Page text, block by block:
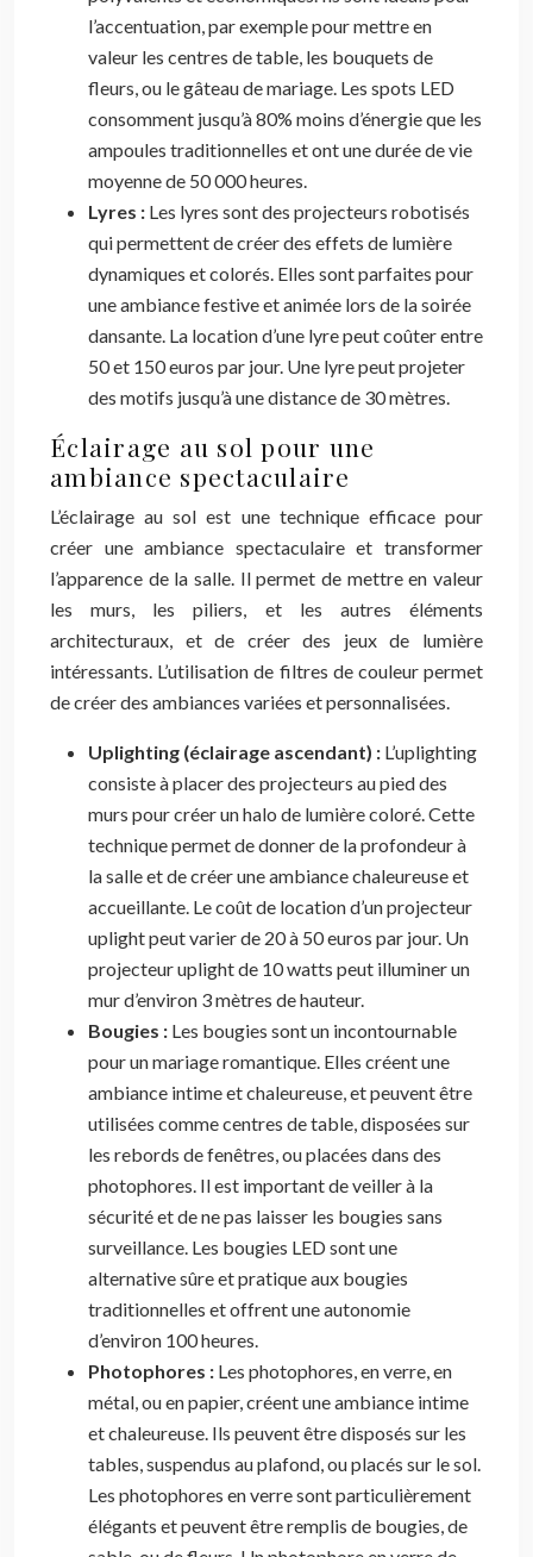
l’accentuation, par exemple pour mettre en
valeur les centres de table, les bouquets de
fleurs, ou le gâteau de mariage. Les spots LED
consomment jusqu’à 80% moins d’énergie que les
ampoules traditionnelles et ont une durée de vie
moyenne de 50 000 heures.
Lyres : Les lyres sont des projecteurs robotisés
qui permettent de créer des effets de lumière
dynamiques et colorés. Elles sont parfaites pour
une ambiance festive et animée lors de la soirée
dansante. La location d’une lyre peut coûter entre
50 et 150 euros par jour. Une lyre peut projeter
des motifs jusqu’à une distance de 30 mètres.
Éclairage au sol pour une
ambiance spectaculaire
L’éclairage au sol est une technique efficace pour
créer une ambiance spectaculaire et transformer
l’apparence de la salle. Il permet de mettre en valeur
les murs, les piliers, et les autres éléments
architecturaux, et de créer des jeux de lumière
intéressants. L’utilisation de filtres de couleur permet
de créer des ambiances variées et personnalisées.
Uplighting (éclairage ascendant) : L’uplighting
consiste à placer des projecteurs au pied des
murs pour créer un halo de lumière coloré. Cette
technique permet de donner de la profondeur à
la salle et de créer une ambiance chaleureuse et
accueillante. Le coût de location d’un projecteur
uplight peut varier de 20 à 50 euros par jour. Un
projecteur uplight de 10 watts peut illuminer un
mur d’environ 3 mètres de hauteur.
Bougies : Les bougies sont un incontournable
pour un mariage romantique. Elles créent une
ambiance intime et chaleureuse, et peuvent être
utilisées comme centres de table, disposées sur
les rebords de fenêtres, ou placées dans des
photophores. Il est important de veiller à la
sécurité et de ne pas laisser les bougies sans
surveillance. Les bougies LED sont une
alternative sûre et pratique aux bougies
traditionnelles et offrent une autonomie
d’environ 100 heures.
Photophores : Les photophores, en verre, en
métal, ou en papier, créent une ambiance intime
et chaleureuse. Ils peuvent être disposés sur les
tables, suspendus au plafond, ou placés sur le sol.
Les photophores en verre sont particulièrement
élégants et peuvent être remplis de bougies, de